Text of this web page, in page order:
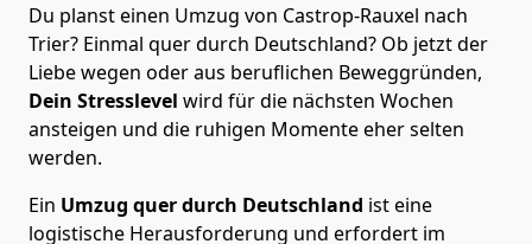
Du planst einen Umzug von Castrop-Rauxel nach
Trier? Einmal quer durch Deutschland? Ob jetzt der
Liebe wegen oder aus beruflichen Beweggründen,
Dein Stresslevel wird für die nächsten Wochen
ansteigen und die ruhigen Momente eher selten
werden.
Ein Umzug quer durch Deutschland ist eine
logistische Herausforderung und erfordert im